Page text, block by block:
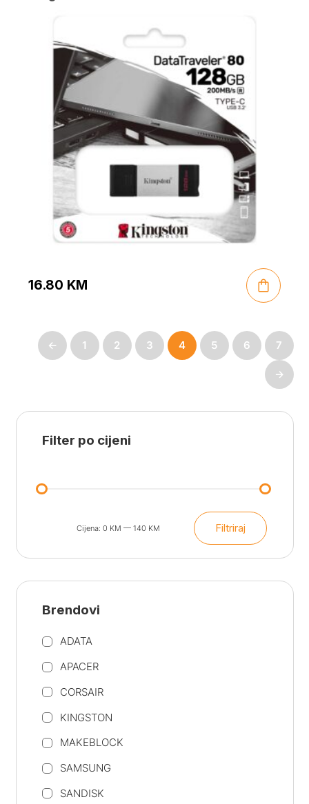
16.80 KM
← 1 2 3 4 5 6 7
→
Filter po cijeni
Min
cijena
Maks
cijena
Filtriraj
Cijena: 0 KM — 140 KM
Brendovi
ADATA
APACER
CORSAIR
KINGSTON
MAKEBLOCK
SAMSUNG
SANDISK